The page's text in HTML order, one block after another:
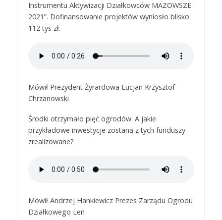
Instrumentu Aktywizacji Działkowców MAZOWSZE
2021”. Dofinansowanie projektów wyniosło blisko
112 tys zł.
Mówił Prezydent Żyrardowa Lucjan Krzysztof
Chrzanowski
Środki otrzymało pięć ogrodów. A jakie
przykładowe inwestycje zostaną z tych funduszy
zrealizowane?
Mówił Andrzej Hankiewicz Prezes Zarządu Ogrodu
Działkowego Len